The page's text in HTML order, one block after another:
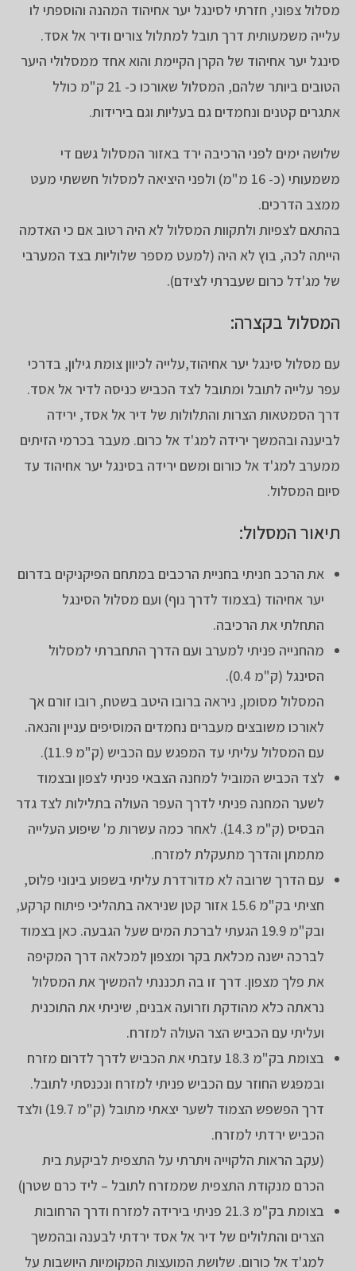
מסלול צפוני, חזרתי לסינגל יער אחיהוד המהנה והוספתי לו
עלייה משמעותית דרך תובל למתלול צורים ודיר אל אסד.
סינגל יער אחיהוד של הקרן הקיימת והוא אחד ממסלולי היער
הטובים ביותר שלהם, המסלול שאורכו כ- 21 ק"מ כולל
אתגרים קטנים ונחמדים גם בעליות וגם בירידות.
שלושה ימים לפני הרכיבה ירד באזור המסלול גשם די
משמעותי (כ- 16 מ"מ) ולפני היציאה למסלול חששתי מעט
ממצב הדרכים.
בהתאם לצפיות ולתקוות המסלול לא היה רטוב אם כי האדמה
הייתה לכה, בוץ לא היה (למעט מספר שלוליות בצד המערבי
של מג'דל כרום שעברתי לצידם).
המסלול בקצרה:
עם מסלול סינגל יער אחיהוד,עלייה לכיוון צומת גילון, בדרכי
עפר עלייה לתובל ומתובל לצד הכביש כניסה לדיר אל אסד.
דרך הסמטאות הצרות והתלולות של דיר אל אסד, ירידה
לביענה ובהמשך ירידה למג'ד אל כרום. מעבר בכרמי הזיתים
ממערב למג'ד אל כורום ומשם ירידה בסינגל יער אחיהוד עד
סיום המסלול.
תיאור המסלול:
את הרכב חניתי בחניית הרכבים במתחם הפיקניקים בדרום
יער אחיהוד (בצמוד לדרך נוף) ועם מסלול הסינגל
התחלתי את הרכיבה.
מהחנייה פניתי למערב ועם הדרך התחברתי למסלול
הסינגל (ק"מ 0.4).
המסלול מסומן, ניראה ברובו היטב בשטח, רובו זורם אך
לאורכו משובצים מעברים נחמדים המוסיפים עניין והנאה.
עם המסלול עליתי עד המפגש עם הכביש (ק"מ 11.9).
לצד הכביש המוביל למחנה הצבאי פניתי לצפון ובצמוד
לשער המחנה פניתי לדרך העפר העולה בתלילות לצד גדר
הבסיס (ק"מ 14.3). לאחר כמה עשרות מ' שיפוע העלייה
מתמתן והדרך מתעקלת למזרח.
עם הדרך שרובה לא מדורדרת עליתי בשפוע בינוני פלוס,
חציתי בק"מ 15.6 אזור קטן שניראה בתהליכי פיתוח קרקע,
ובק"מ 19.9 הגעתי לברכת המים שעל הגבעה. כאן בצמוד
לברכה ישנה מכלאת בקר ומצפון למכלאה דרך המקיפה
את פלך מצפון. דרך זו בה תכננתי להמשיך את המסלול
נראתה כלא מהודקת וזרועה אבנים, שיניתי את התוכנית
ועליתי עם הכביש הצר העולה למזרח.
בצומת בק"מ 18.3 עזבתי את הכביש לדרך לדרום מזרח
ובמפגש החוזר עם הכביש פניתי למזרח ונכנסתי לתובל.
דרך הפשפש הצמוד לשער יצאתי מתובל (ק"מ 19.7) ולצד
הכביש ירדתי למזרח.
(עקב הראות הלקוייה ויתרתי על התצפית לביקעת בית
הכרם מנקודת התצפית שממזרח לתובל – ליד כרם שטרן)
בצומת בק"מ 21.3 פניתי בירידה למזרח ודרך הרחובות
הצרים והתלולים של דיר אל אסד ירדתי לבענה ובהמשך
למג'ד אל כורום. שלושת המועצות המקומיות היושבות על